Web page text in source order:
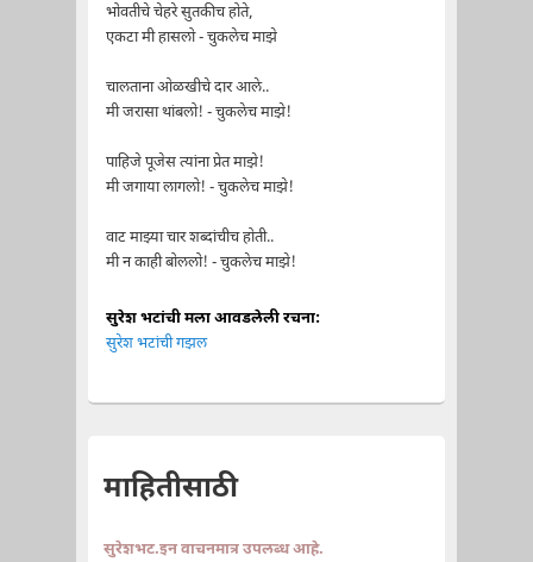
भोवतीचे चेहरे सुतकीच होते,
एकटा मी हासलो - चुकलेच माझे
चालताना ओळखीचे दार आले..
मी जरासा थांबलो! - चुकलेच माझे!
पाहिजे पूजेस त्यांना प्रेत माझे!
मी जगाया लागलो! - चुकलेच माझे!
वाट माझ्या चार शब्दांचीच होती..
मी न काही बोललो! - चुकलेच माझे!
सुरेश भटांची मला आवडलेली रचना:
सुरेश भटांची गझल
माहितीसाठी
सुरेशभट.इन वाचनमात्र उपलब्ध आहे.